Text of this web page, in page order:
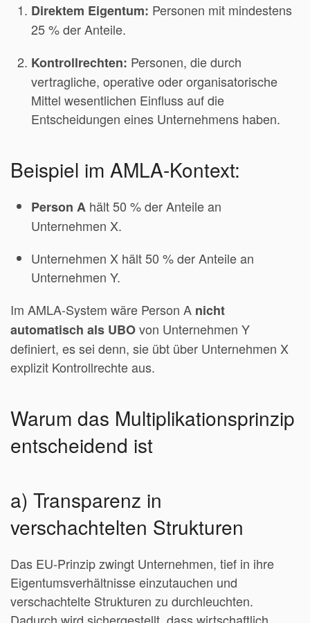
Direktem Eigentum: Personen mit mindestens
25 % der Anteile.
Kontrollrechten: Personen, die durch
vertragliche, operative oder organisatorische
Mittel wesentlichen Einfluss auf die
Entscheidungen eines Unternehmens haben.
Beispiel im AMLA-Kontext:
Person A hält 50 % der Anteile an
Unternehmen X.
Unternehmen X hält 50 % der Anteile an
Unternehmen Y.
Im AMLA-System wäre Person A nicht
automatisch als UBOvon Unternehmen Y
definiert, es sei denn, sie übt über Unternehmen X
explizit Kontrollrechte aus.
Warum das Multiplikationsprinzip
entscheidend ist
a) Transparenz in
verschachtelten Strukturen
Das EU-Prinzip zwingt Unternehmen, tief in ihre
Eigentumsverhältnisse einzutauchen und
verschachtelte Strukturen zu durchleuchten.